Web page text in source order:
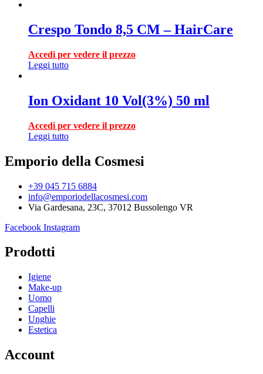
Crespo Tondo 8,5 CM – HairCare
Accedi per vedere il prezzo
Leggi tutto
Ion Oxidant 10 Vol(3%) 50 ml
Accedi per vedere il prezzo
Leggi tutto
Emporio della Cosmesi
+39 045 715 6884
info@emporiodellacosmesi.com
Via Gardesana, 23C, 37012 Bussolengo VR
Facebook Instagram
Prodotti
Igiene
Make-up
Uomo
Capelli
Unghie
Estetica
Account